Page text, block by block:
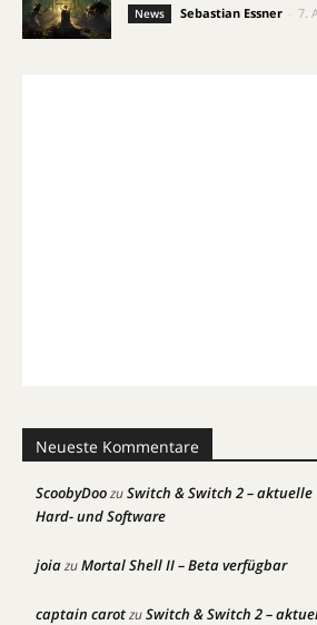
News Sebastian Essner 7.
Neueste Kommentare
ScoobyDoozuSwitch & Switch 2 –
Hard- und Software
joiazuMortal Shell II – Beta verfügbar
captain carotzuSwitch & Switch 2 –